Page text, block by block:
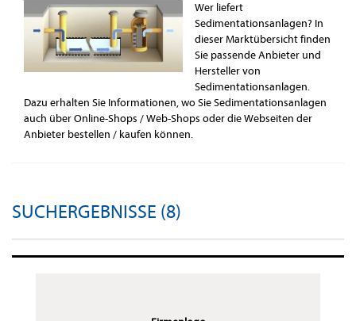
Wer liefert
Sedimentationsanlagen? In
dieser Marktübersicht finden
Sie passende Anbieter und
Hersteller von
Sedimentationsanlagen.
Dazu erhalten Sie Informationen, wo Sie Sedimentationsanlagen
auch über Online-Shops / Web-Shops oder die Webseiten der
Anbieter bestellen / kaufen können.
SUCHERGEBNISSE (8)